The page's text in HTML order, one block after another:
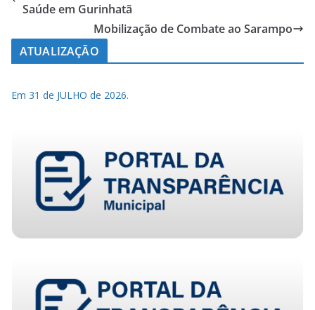
Saúde em Gurinhatã
Mobilização de Combate ao Sarampo
ATUALIZAÇÃO
Em 31 de JULHO de 2026.